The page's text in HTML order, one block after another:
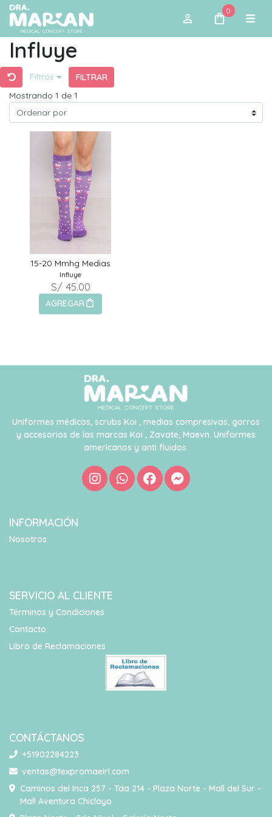
0
Influye
Filtros
FILTRAR
Mostrando 1 de 1
15-20 Mmhg Medias
Influye
S/ 45.00
AGREGAR
Uniformes médicos, scrubs Koi , medias compresivas, gorros
y accesorios de las marcas Koi , Zavate, Maevn. Uniformes
americanos y anti fluidos.
INFORMACIÓN
Nosotros
SERVICIO AL CLIENTE
Términos y Condiciones
Contacto
Libro de Reclamaciones
CONTÁCTANOS
+51902284223
ventas@texpromaeirl.com
Caminos del Inca 257 - Tda 214 - Plaza Norte - Mall del Sur -
Mall Aventura Chiclayo